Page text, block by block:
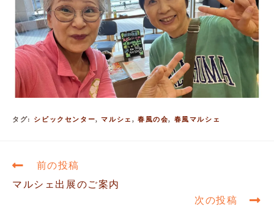
タグ: シビックセンター, マルシェ , 春風の会, 春風マルシェ
前の投稿
マルシェ出展のご案内
次の投稿